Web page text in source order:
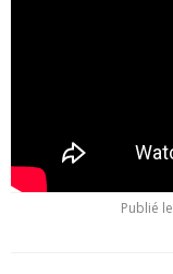
Publié le